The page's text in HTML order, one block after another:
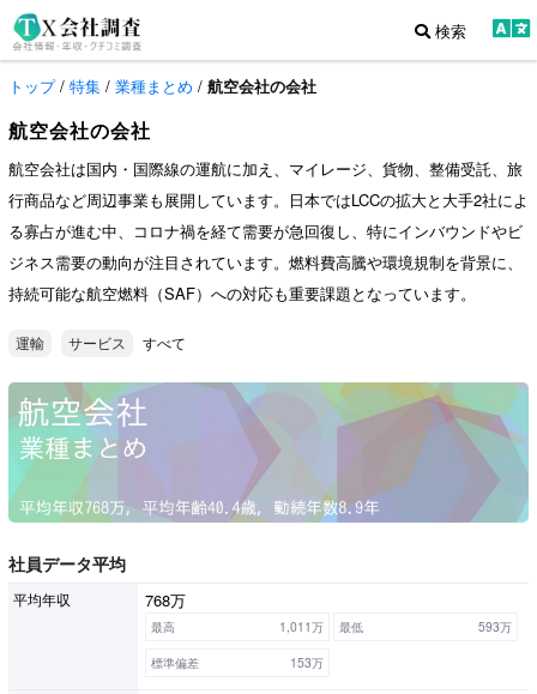
検索
トップ/ 特集 / 業種まとめ / 航空会社の会社
航空会社の会社
航空会社は国内・国際線の運航に加え、マイレージ、貨物、整備受託、旅
行商品など周辺事業も展開しています。日本ではLCCの拡大と大手2社によ
る寡占が進む中、コロナ禍を経て需要が急回復し、特にインバウンドやビ
ジネス需要の動向が注目されています。燃料費高騰や環境規制を背景に、
持続可能な航空燃料（SAF）への対応も重要課題となっています。
運輸 サービス すべて
社員データ平均
平均年収 768万
最高 1,011万 最低
593万
標準偏差
153万